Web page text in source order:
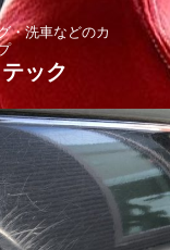
・洗車などのカ
ック